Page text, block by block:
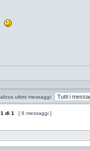
ultimi messaggi:
1 di 1 [ 8 messaggi ]